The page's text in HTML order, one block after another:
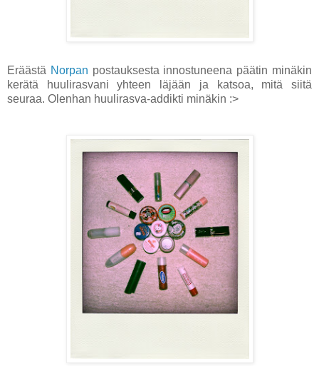
Eräästä Norpan postauksesta innostuneena päätin minäkin
kerätä huulirasvani yhteen läjään ja katsoa, mitä siitä
seuraa. Olenhan huulirasva-addikti minäkin :>